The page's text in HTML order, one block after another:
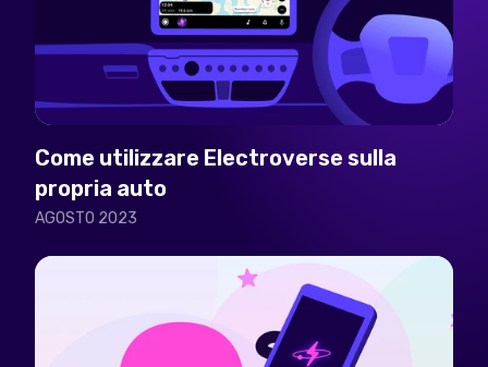
Come utilizzare Electroverse sulla
propria auto
AGOSTO 2023